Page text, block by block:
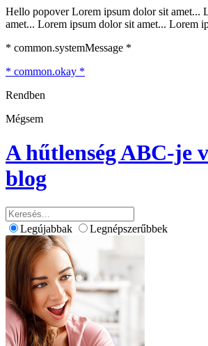
Hello popover Lorem ipsum dolor sit amet...
amet... Lorem ipsum dolor sit amet... Lorem
* common.systemMessage *
* common.okay *
Rendben
Mégsem
A hűtlenség ABC-je
blog
Legújabbak Legnépszerűbbek